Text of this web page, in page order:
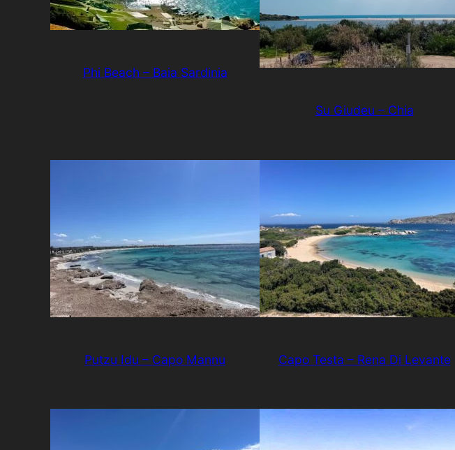
Phi Beach – Baia Sardinia
Su Giudeu – Chia
Putzu Idu – Capo Mannu Capo Testa – Rena Di Levante